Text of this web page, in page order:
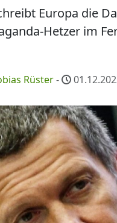
Europa die
Hetzer im
Rüster-